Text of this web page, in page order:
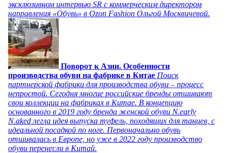
эксклюзивном интервью SR с коммерческим директором
направления «Обувь» в Ozon Fashion Ольгой Москвичевой.
Поворот к Азии. Особенности
производства обуви на фабрике в Китае Поиск
партнерской фабрики для производства обуви – процесс
непростой. Сегодня многие российские бренды отшивают
свои коллекции на фабриках в Китае. В концепцию
основанного в 2019 году бренда женской обуви N.early
N.aked легла идея выпуска туфель, походящих для танцев, с
идеальной посадкой по ноге. Первоначально обувь
отшивалась в Европе, но уже в 2022 году производство
обуви перенесли в Китай.